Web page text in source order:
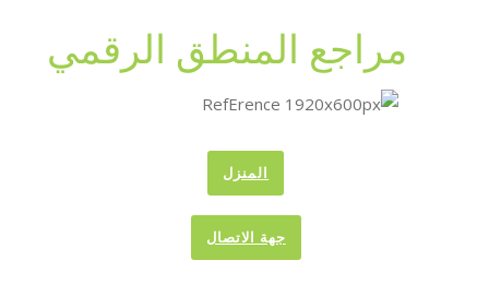
مراجع المنطق الرقمي
المنزل
جهة الاتصال